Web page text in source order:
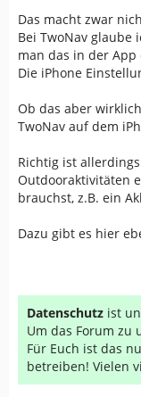
Das macht zwar
Bei TwoNav glaube
man das in der
Die iPhone
Ob das aber
TwoNav auf dem
Richtig ist
Outdooraktivitäten
brauchst, z.B. ein
Dazu gibt es hier
Datenschutz ist
Um das Forum
Für Euch ist das
betreiben! Vielen